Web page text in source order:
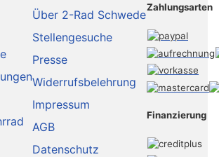
Über 2-Rad Schwede
Stellengesuche
Presse
Widerrufsbelehrung
Impressum
AGB
Datenschutz
Zahlungsarten
Finanzierung